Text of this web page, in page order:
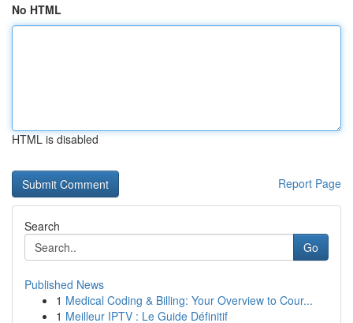
No HTML
HTML is disabled
Report Page
Search
Go
Published News
1 Medical Coding & Billing: Your Overview to Cour...
1 Meilleur IPTV : Le Guide Définitif